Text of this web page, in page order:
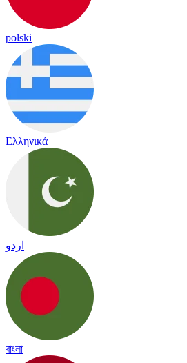
polski
Ελληνικά
اردو
বাংলা